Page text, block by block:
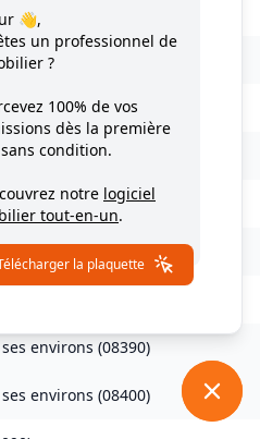
Meuse
)
)
)
Elaire(08160)
environs (08390)
environs (08400)
👋,
un professionnel de
?
100% de vos
dès la première
condition.
notre logiciel
tout-en-un.
la plaquette